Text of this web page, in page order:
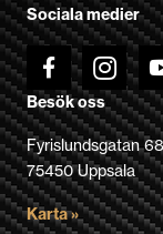
Sociala medier
Besök oss
Fyrislundsgatan 68
75450 Uppsala
Karta »